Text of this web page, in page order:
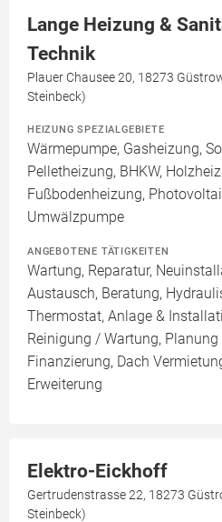
Lange Heizung &
Technik
Plauer Chausee 20, 18273
Steinbeck)
HEIZUNG SPEZIALGEBIETE
Wärmepumpe, Gasheizung,
Pelletheizung, BHKW,
Fußbodenheizung,
Umwälzpumpe
ANGEBOTENE TÄTIGKEITEN
Wartung, Reparatur,
Austausch, Beratung,
Thermostat, Anlage &
Reinigung / Wartung,
Finanzierung, Dach
Erweiterung
Elektro-Eickhoff
Gertrudenstrasse 22, 18273
Steinbeck)